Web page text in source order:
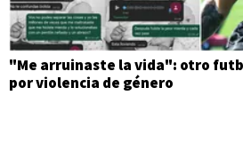
"Me arruinaste la vida": otro
por violencia de género